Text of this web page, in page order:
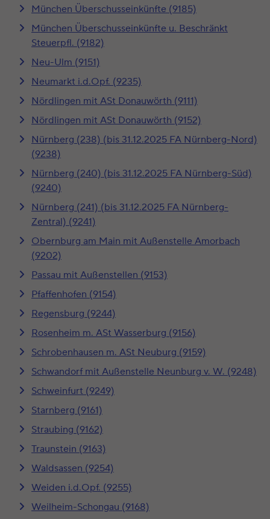
München Überschusseinkünfte (9185)
München Überschusseinkünfte u. Beschränkt
Steuerpfl. (9182)
Neu-Ulm (9151)
Neumarkt i.d.Opf. (9235)
Nördlingen mit ASt Donauwörth (9111)
Nördlingen mit ASt Donauwörth (9152)
Nürnberg (238) (bis 31.12.2025 FA Nürnberg-Nord)
(9238)
Nürnberg (240) (bis 31.12.2025 FA Nürnberg-Süd)
(9240)
Nürnberg (241) (bis 31.12.2025 FA Nürnberg-
Zentral) (9241)
Obernburg am Main mit Außenstelle Amorbach
(9202)
Passau mit Außenstellen (9153)
Pfaffenhofen (9154)
Regensburg (9244)
Rosenheim m. ASt Wasserburg (9156)
Schrobenhausen m. ASt Neuburg (9159)
Schwandorf mit Außenstelle Neunburg v. W. (9248)
Schweinfurt (9249)
Starnberg (9161)
Straubing (9162)
Traunstein (9163)
Waldsassen (9254)
Weiden i.d.Opf. (9255)
Weilheim-Schongau (9168)